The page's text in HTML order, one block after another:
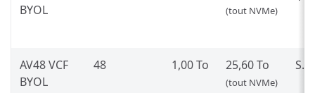
BYOL
(tout NVMe)
AV48 VCF
BYOL
48 1,00 To 25,60 To
(tout NVMe)
S.O.